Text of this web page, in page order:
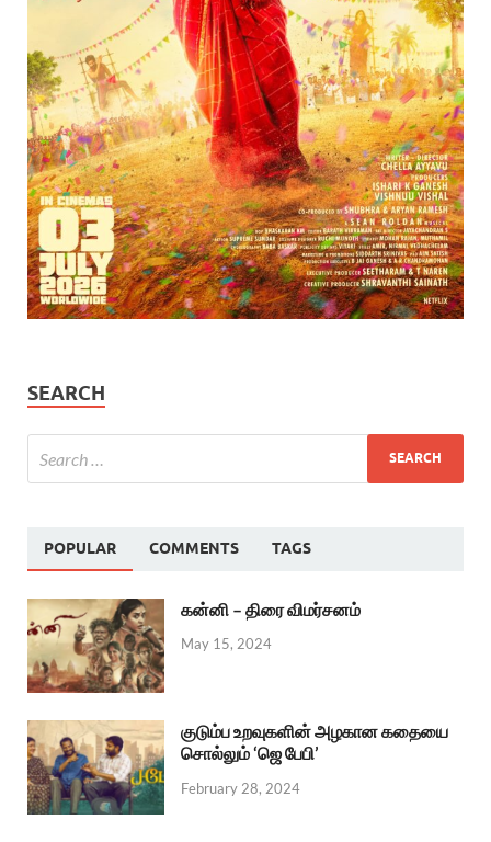
SEARCH
POPULAR COMMENTS TAGS
கன்னி – திரை விமர்சனம்
May 15, 2024
குடும்ப உறவுகளின் அழகான கதையை
சொல்லும் ‘ஜெ பேபி’
February 28, 2024